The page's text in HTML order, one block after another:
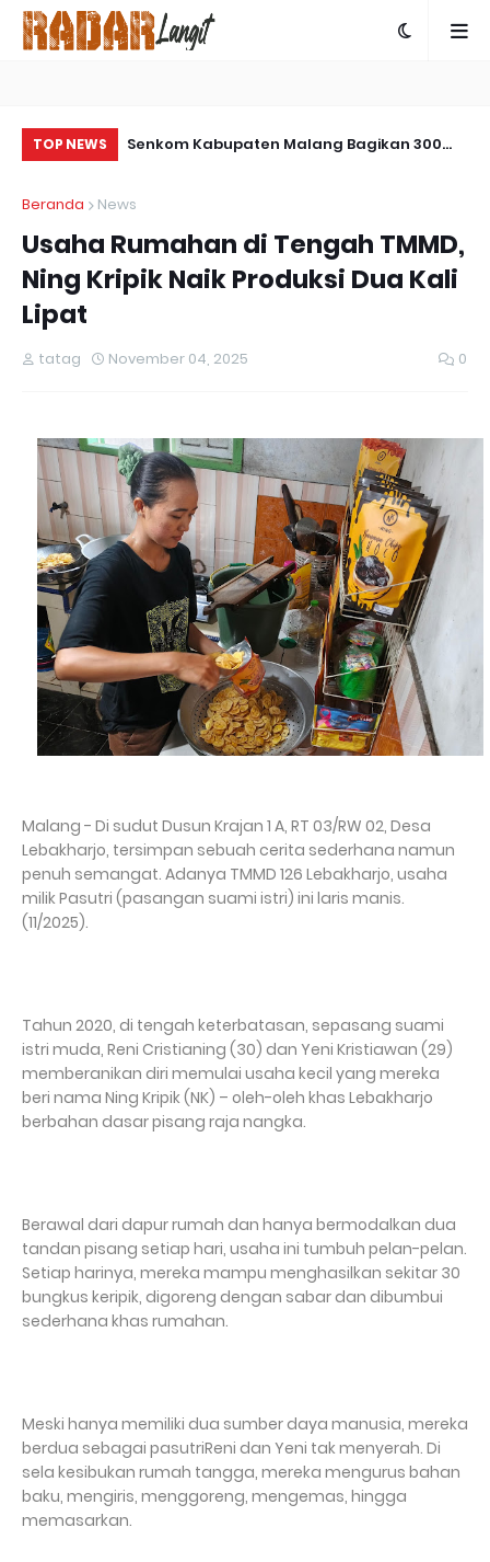
TOP NEWS
Paser Buat
Senkom Kabupaten Malang Bagikan 300
Pemudik
Beranda News
Usaha Rumahan di Tengah TMMD,
Ning Kripik Naik Produksi Dua Kali
Lipat
tatag November 04, 2025 0
Malang - Di sudut Dusun Krajan 1 A, RT 03/RW 02, Desa
Lebakharjo, tersimpan sebuah cerita sederhana namun
penuh semangat. Adanya TMMD 126 Lebakharjo, usaha
milik Pasutri (pasangan suami istri) ini laris manis.
(11/2025).
‎Tahun 2020, di tengah keterbatasan, sepasang suami
istri muda, Reni Cristianing (30) dan Yeni Kristiawan (29)
memberanikan diri memulai usaha kecil yang mereka
beri nama Ning Kripik (NK) – oleh-oleh khas Lebakharjo
berbahan dasar pisang raja nangka.
‎Berawal dari dapur rumah dan hanya bermodalkan dua
tandan pisang setiap hari, usaha ini tumbuh pelan-pelan.
Setiap harinya, mereka mampu menghasilkan sekitar 30
bungkus keripik, digoreng dengan sabar dan dibumbui
sederhana khas rumahan.
‎Meski hanya memiliki dua sumber daya manusia, mereka
berdua sebagai pasutriReni dan Yeni tak menyerah. Di
sela kesibukan rumah tangga, mereka mengurus bahan
baku, mengiris, menggoreng, mengemas, hingga
memasarkan.